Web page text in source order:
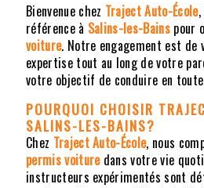
Bienvenue chez Traject Auto-École,
référence à Salins-les-Bainspour
voiture. Notre engagement est de
expertise tout au long de votre
votre objectif de conduire en
POURQUOI CHOISIR
SALINS-LES-BAINS?
Chez Traject Auto-École, nous
permis voituredans votre vie
instructeurs expérimentés sont